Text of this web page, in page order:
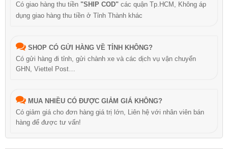
Có giao hàng thu tiền "SHIP COD" các quận Tp.HCM, Không áp
dụng giao hàng thu tiền ở Tỉnh Thành khác
SHOP CÓ GỬI HÀNG VỀ TỈNH KHÔNG?
Có gửi hàng đi tỉnh, gửi chành xe và các dịch vụ vận chuyển
GHN, Viettel Post…
MUA NHIỀU CÓ ĐƯỢC GIẢM GIÁ KHÔNG?
Có giảm giá cho đơn hàng giá trị lớn, Liên hệ với nhân viên bán
hàng để được tư vấn!